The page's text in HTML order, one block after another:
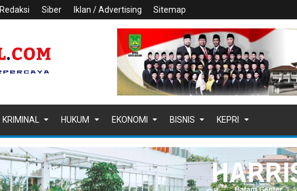
Redaksi Siber Iklan / Advertising Sitemap
KRIMINAL HUKUM EKONOMI BISNIS KEPRI